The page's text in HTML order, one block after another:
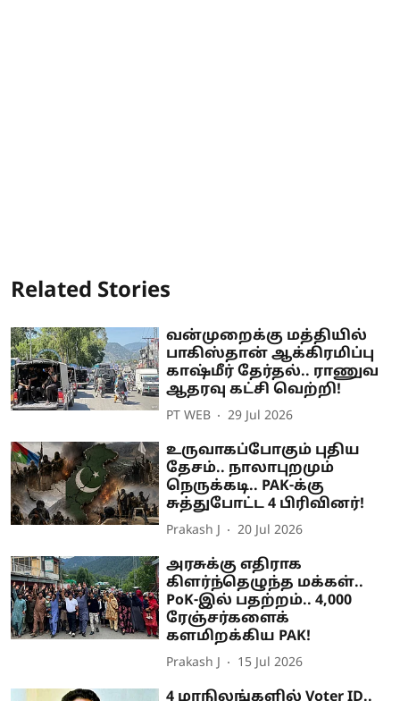
Related Stories
வன்முறைக்கு மத்தியில்
பாகிஸ்தான் ஆக்கிரமிப்பு
காஷ்மீர் தேர்தல்.. ராணுவ
ஆதரவு கட்சி வெற்றி!
PT WEB 29 Jul 2026
உருவாகப்போகும் புதிய
தேசம்.. நாலாபுறமும்
நெருக்கடி.. PAK-க்கு
சுத்துபோட்ட 4 பிரிவினர்!
Prakash J 20 Jul 2026
அரசுக்கு எதிராக
கிளர்ந்தெழுந்த மக்கள்..
PoK-இல் பதற்றம்.. 4,000
ரேஞ்சர்களைக்
களமிறக்கிய PAK!
Prakash J 15 Jul 2026
4 மாநிலங்களில் Voter ID..